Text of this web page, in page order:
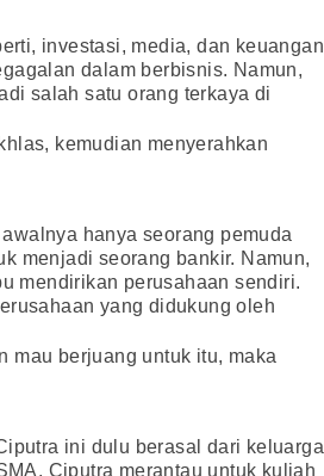
investasi, media, dan keuangan
dalam berbisnis. Namun,
salah satu orang terkaya di
kemudian menyerahkan
hanya seorang pemuda
menjadi seorang bankir. Namun,
mendirikan perusahaan sendiri.
yang didukung oleh
mau berjuang untuk itu, maka
ini dulu berasal dari keluarga
Ciputra merantau untuk kuliah